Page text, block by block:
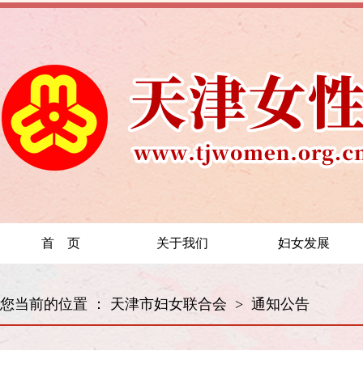
首 页 关于我们 妇女发展
您当前的位置 ： 天津市妇女联合会 > 通知公告